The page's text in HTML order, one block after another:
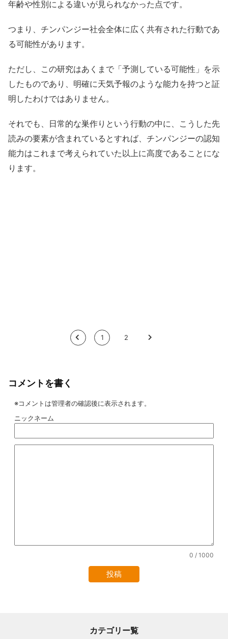
年齢や性別による違いが見られなかった点です。
つまり、チンパンジー社会全体に広く共有された行動であ
る可能性があります。
ただし、この研究はあくまで「予測している可能性」を示
したものであり、明確に天気予報のような能力を持つと証
明したわけではありません。
それでも、日常的な巣作りという行動の中に、こうした先
読みの要素が含まれているとすれば、チンパンジーの認知
能力はこれまで考えられていた以上に高度であることにな
ります。
< 1 2 >
コメントを書く
※コメントは管理者の確認後に表示されます。
ニックネーム
0 / 1000
カテゴリー覧